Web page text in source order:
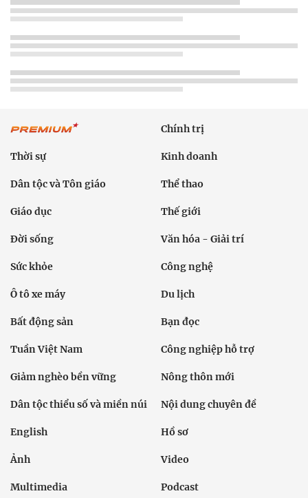
Chính trị
Thời sự Kinh doanh
Dân tộc và Tôn giáo Thể thao
Giáo dục Thế giới
Đời sống Văn hóa - Giải trí
Sức khỏe Công nghệ
Ô tô xe máy Du lịch
Bất động sản Bạn đọc
Tuần Việt Nam Công nghiệp hỗ trợ
Giảm nghèo bền vững Nông thôn mới
Dân tộc thiểu số và miền núi Nội dung chuyên đề
English Hồ sơ
Ảnh Video
Multimedia Podcast